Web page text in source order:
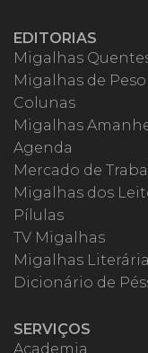
EDITORIAS
Migalhas
Migalhas de Peso
Colunas
Migalhas
Agenda
Mercado de
Migalhas dos
Pílulas
TV Migalhas
Migalhas
Dicionário de
SERVIÇOS
Academia